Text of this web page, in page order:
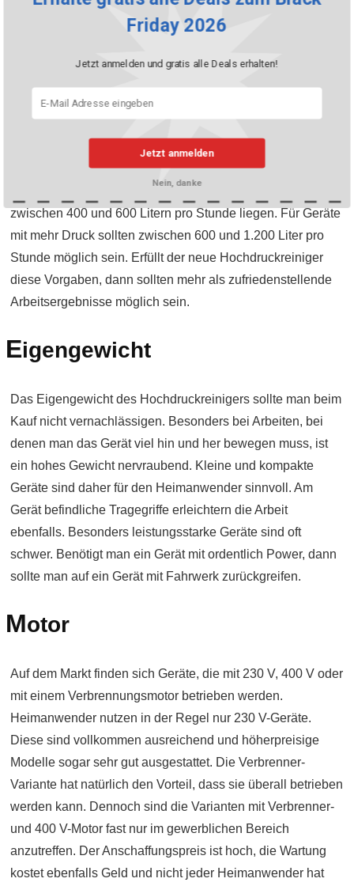
man selbst nur ein Gelegenheitsnutzer, dann sollte man zu
Einsteigergeräten mit einem Druck ab 110 bar greifen. Wer
gewappnet sein möchte, der sollte sich für ein Gerät mit
In direktem Zusammenhang mit dem Druck steht die
Fördermenge. Bei brauchbaren Geräten sollte dieser Wert
zwischen 400 und 600 Litern pro Stunde liegen. Für Geräte
mit mehr Druck sollten zwischen 600 und 1.200 Liter pro
Stunde möglich sein. Erfüllt der neue Hochdruckreiniger
diese Vorgaben, dann sollten mehr als zufriedenstellende
Arbeitsergebnisse möglich sein.
Eigengewicht
Das Eigengewicht des Hochdruckreinigers sollte man beim
Kauf nicht vernachlässigen. Besonders bei Arbeiten, bei
denen man das Gerät viel hin und her bewegen muss, ist
ein hohes Gewicht nervraubend. Kleine und kompakte
Geräte sind daher für den Heimanwender sinnvoll. Am
Gerät befindliche Tragegriffe erleichtern die Arbeit
ebenfalls. Besonders leistungsstarke Geräte sind oft
schwer. Benötigt man ein Gerät mit ordentlich Power, dann
sollte man auf ein Gerät mit Fahrwerk zurückgreifen.
Motor
Auf dem Markt finden sich Geräte, die mit 230 V, 400 V oder
mit einem Verbrennungsmotor betrieben werden.
Heimanwender nutzen in der Regel nur 230 V-Geräte.
Diese sind vollkommen ausreichend und höherpreisige
Modelle sogar sehr gut ausgestattet. Die Verbrenner-
Variante hat natürlich den Vorteil, dass sie überall betrieben
werden kann. Dennoch sind die Varianten mit Verbrenner-
und 400 V-Motor fast nur im gewerblichen Bereich
anzutreffen. Der Anschaffungspreis ist hoch, die Wartung
kostet ebenfalls Geld und nicht jeder Heimanwender hat
Jetzt anmelden
Friday 2026
Jetzt anmelden und gratis alle Deals erhalten!
Nein, danke